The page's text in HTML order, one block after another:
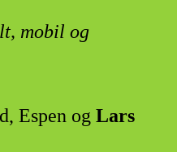
mobil og
Espen og Lars